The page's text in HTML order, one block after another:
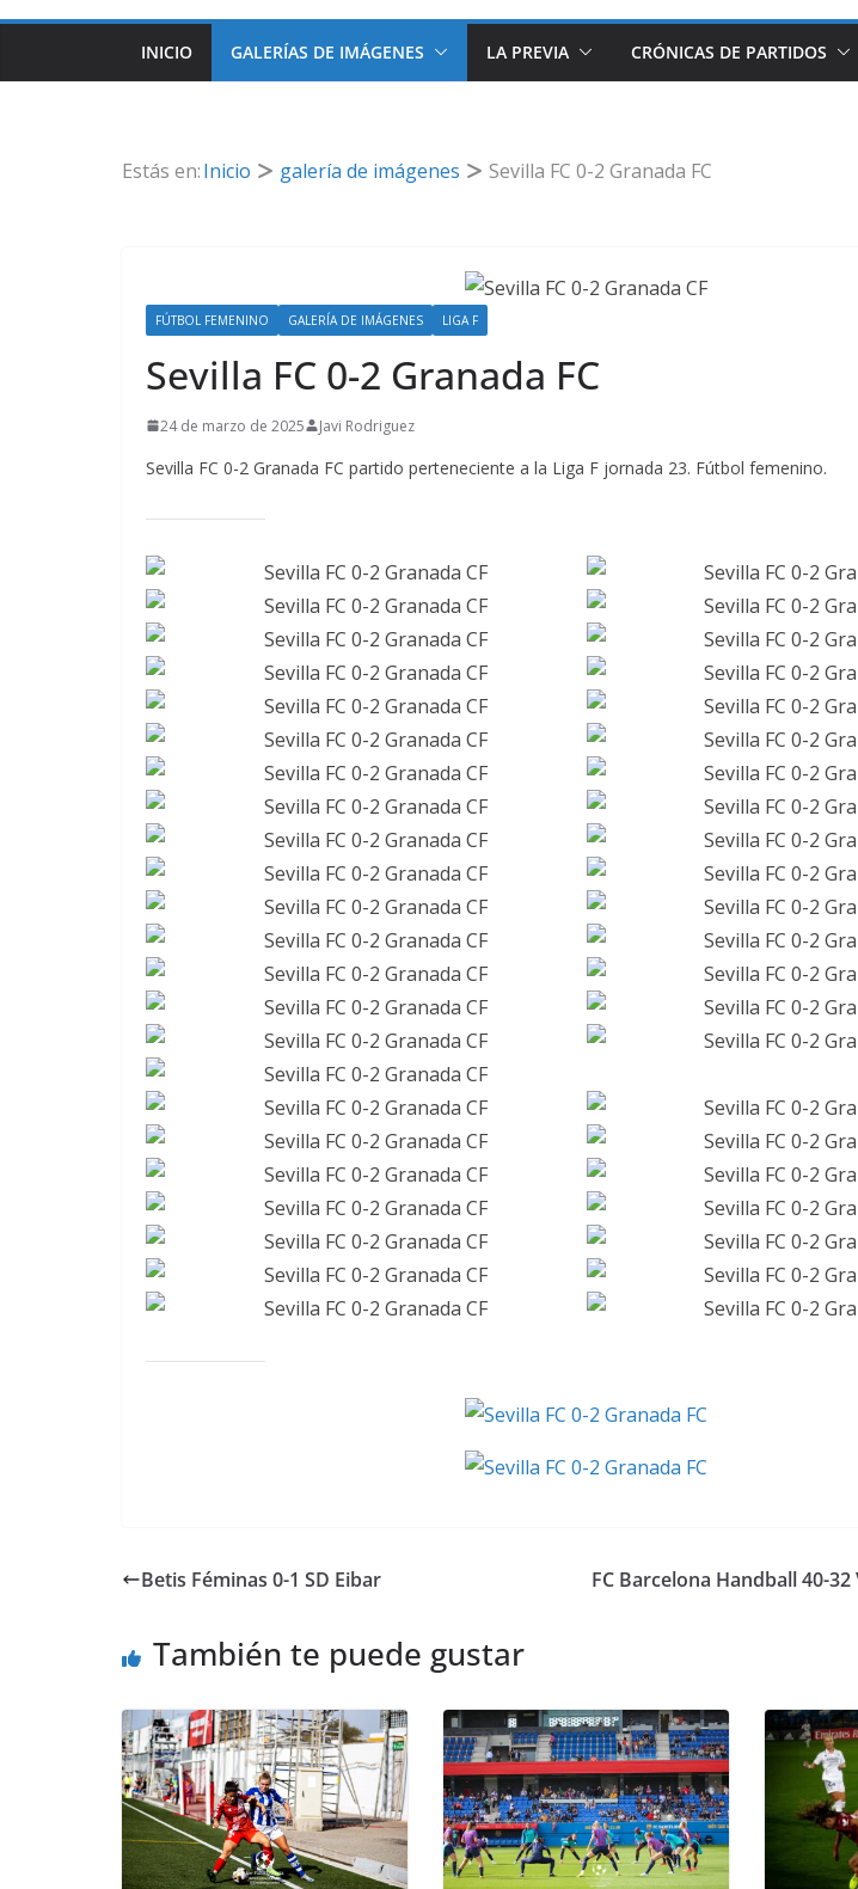
INICIO GALERÍAS DE IMÁGENES LA PREVIA CRÓNICAS DE PARTIDOS
Estás en:Inicio galería de imágenes Sevilla FC 0-2 Granada FC
FÚTBOL FEMENINO GALERÍA DE IMÁGENES LIGA F
Sevilla FC 0-2 Granada FC
24 de marzo de 2025 Javi Rodriguez
Sevilla FC 0-2 Granada FC partido perteneciente a la Liga F jornada 23. Fútbol femenino.
Betis Féminas 0-1 SD Eibar FC Barcelona Handball 40-
También te puede gustar